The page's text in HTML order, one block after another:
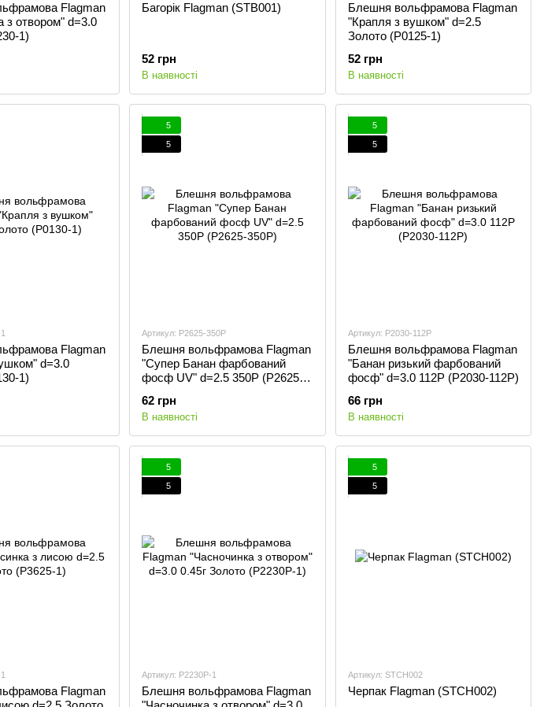
Flagman
з отвором" d=3.0
1)
Багорік Flagman (STB001)
52 грн
В наявності
Блешня вольфрамова Flagman
"Крапля з вушком" d=2.5
Золото (P0125-1)
52 грн
В наявності
Flagman
d=3.0
1)
5
5
Артикул: P2625-350P
Блешня вольфрамова Flagman
"Супер Банан фарбований
фосф UV" d=2.5 350P (P2625-
62 грн
В наявності
5
5
Артикул: P2030-112P
Блешня вольфрамова Flagman
"Банан ризький фарбований
фосф" d=3.0 112P (P2030-112P)
66 грн
В наявності
Flagman
5
5
Артикул: P2230P-1
Блешня вольфрамова Flagman
5
5
Артикул: STCH002
Черпак Flagman (STCH002)